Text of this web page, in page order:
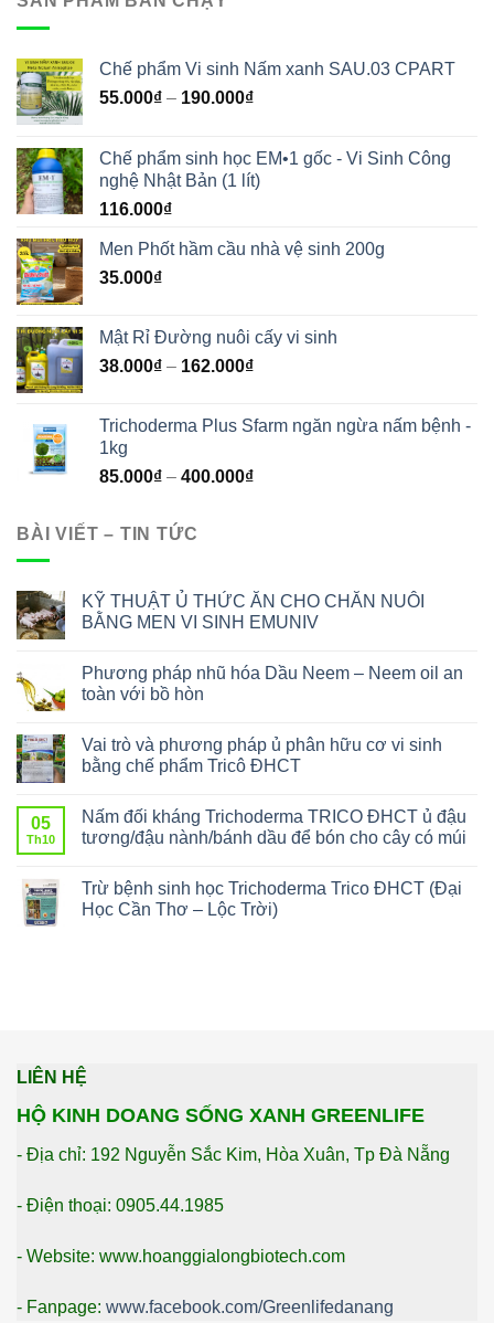
Chế phẩm Vi sinh Nấm xanh SAU.03 CPART
55.000₫ – 190.000₫
Chế phẩm sinh học EM•1 gốc - Vi Sinh Công
nghệ Nhật Bản (1 lít)
116.000₫
Men Phốt hầm cầu nhà vệ sinh 200g
35.000₫
Mật Rỉ Đường nuôi cấy vi sinh
38.000₫ – 162.000₫
Trichoderma Plus Sfarm ngăn ngừa nấm bệnh -
1kg
85.000₫ – 400.000₫
BÀI VIẾT – TIN TỨC
KỸ THUẬT Ủ THỨC ĂN CHO CHĂN NUÔI
BẰNG MEN VI SINH EMUNIV
Phương pháp nhũ hóa Dầu Neem – Neem oil an
toàn với bồ hòn
Vai trò và phương pháp ủ phân hữu cơ vi sinh
bằng chế phẩm Tricô ĐHCT
05
Th10
Nấm đối kháng Trichoderma TRICO ĐHCT ủ đậu
tương/đậu nành/bánh dầu để bón cho cây có múi
Trừ bệnh sinh học Trichoderma Trico ĐHCT (Đại
Học Cần Thơ – Lộc Trời)
LIÊN HỆ
HỘ KINH DOANG SỐNG XANH GREENLIFE
- Địa chỉ: 192 Nguyễn Sắc Kim, Hòa Xuân, Tp Đà Nẵng
- Điện thoại: 0905.44.1985
- Website: www.hoanggialongbiotech.com
- Fanpage: www.facebook.com/Greenlifedanang